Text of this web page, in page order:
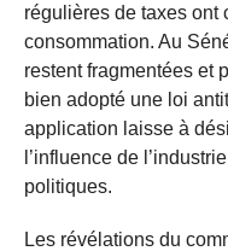
régulières de taxes ont
consommation. Au
restent fragmentées et
bien adopté une loi
application laisse à
l’influence de
politiques.
Les révélations du